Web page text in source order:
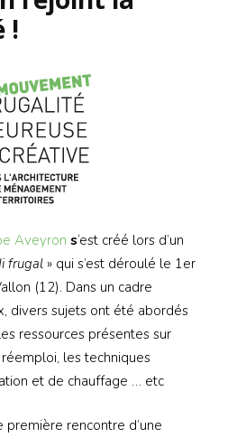
!
Aveyron s‘est créé lors d’un
frugal » qui s’est déroulé le 1er
(12). Dans un cadre
divers sujets ont été abordés
ressources présentes sur
les techniques
et de chauffage … etc
rencontre d’une